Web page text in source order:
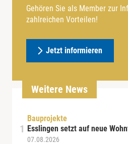
Gehören Sie als Member zur
zahlreichen Vorteilen!
Jetzt informieren
Weitere News
Bauprojekte
Esslingen setzt auf neue
07.08.2026